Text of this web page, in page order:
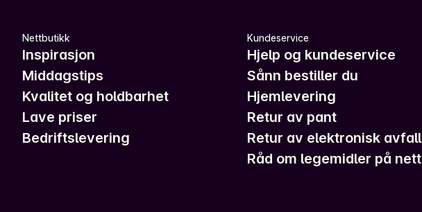
Nettbutikk
Inspirasjon
Middagstips
Kvalitet og holdbarhet
Lave priser
Bedriftslevering
Kundeservice
Hjelp og kundeservice
Sånn bestiller du
Hjemlevering
Retur av pant
Retur av elektronisk avfall
Råd om legemidler på nett